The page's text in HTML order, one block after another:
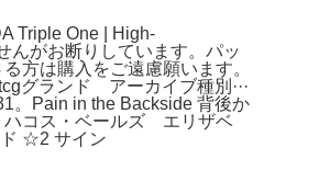
Triple One | High-
んがお断りしています。パッ
方は購入をご遠慮願います。
グランド アーカイブ種別···
。Pain in the Backside 背後か
コス・ベールズ エリザベ
☆2 サイン